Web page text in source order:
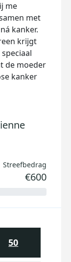
me
met
kanker.
krijgt
de moeder
kanker
Streefbedrag
€600
50